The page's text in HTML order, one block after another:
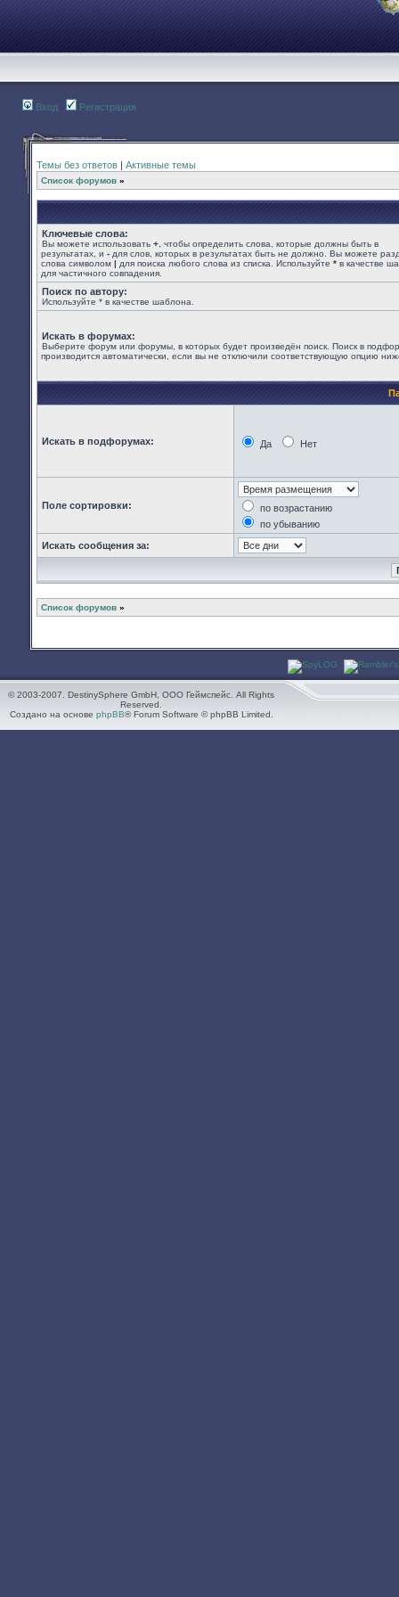
Вход Регистрация
Темы без ответов | Активные темы
Список форумов »
Ключевые слова:
Вы можете использовать + , чтобы определить слова, которые должны быть в
результатах, и - для слов, которых в результатах быть не должно. Вы можете
слова символом | для поиска любого слова из списка. Используйте * в качестве
для частичного совпадения.
Поиск по автору:
Используйте * в качестве шаблона.
Искать в форумах:
Выберите форум или форумы, в которых будет произведён поиск. Поиск в
производится автоматически, если вы не отключили соответствующую опцию
Искать в подфорумах: Да Нет
Поле сортировки:
по возрастанию
по убыванию
Искать сообщения за:
Список форумов »
© 2003-2007. DestinySphere GmbH, ООО Геймспейс. All Rights
Reserved.
Создано на основе phpBB® Forum Software © phpBB Limited.